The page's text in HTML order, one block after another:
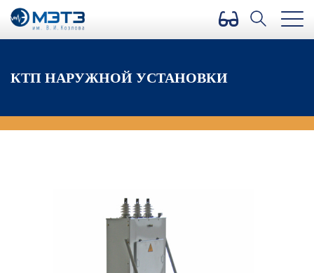
Версия для слабовидящих
КТП НАРУЖНОЙ УСТАНОВКИ